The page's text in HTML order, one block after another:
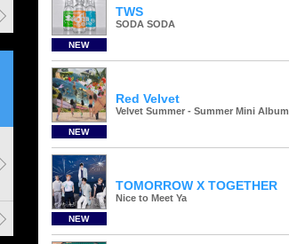
NEW
TWS
SODA SODA
NEW
Red Velvet
Velvet Summer - Summer Mini Album
NEW
TOMORROW X TOGETHER
Nice to Meet Ya